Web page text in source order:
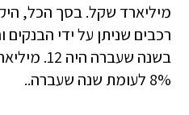
מיליארד שקל. בסך הכל,
רכבים שניתן על ידי
בשנה
8% לעומת שנה שעברה..